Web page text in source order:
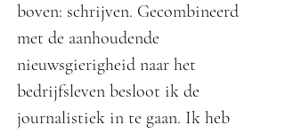
boven: schrijven. Gecombineerd
met de aanhoudende
nieuwsgierigheid naar het
bedrijfsleven besloot ik de
journalistiek in te gaan. Ik heb